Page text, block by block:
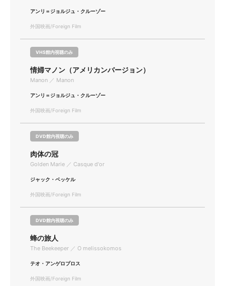
アンリ＝ジョルジュ・クルーゾー
外国映画/Foreign Film
VHS館内視聴のみ
情婦マノン（アメリカンバージョン）
Manon ／ Manon
アンリ＝ジョルジュ・クルーゾー
外国映画/Foreign Film
DVD館内視聴のみ
肉体の冠
Golden Marie ／ Casque d'or
ジャック・ベッケル
外国映画/Foreign Film
DVD館内視聴のみ
蜂の旅人
The Beekeeper ／ O melissokomos
テオ・アンゲロプロス
外国映画/Foreign Film